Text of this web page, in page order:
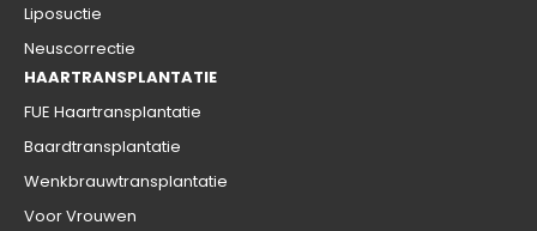
Liposuctie
Neuscorrectie
HAARTRANSPLANTATIE
FUE Haartransplantatie
Baardtransplantatie
Wenkbrauwtransplantatie
Voor Vrouwen